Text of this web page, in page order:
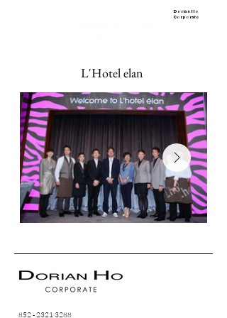
Dorian Ho
Corporate
L'Hotel elan
852 - 2321 3288